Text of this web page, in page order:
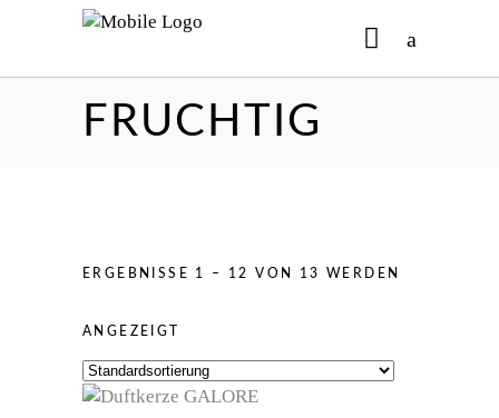
No products in the cart.
FRUCHTIG
ERGEBNISSE 1 – 12 VON 13 WERDEN
ANGEZEIGT